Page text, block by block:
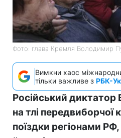
Фото: глава Кремля Володимир
Вимкни хаос
тільки важливе з РБК-
Російський
на тлі передвиборчої
поїздки регіонами